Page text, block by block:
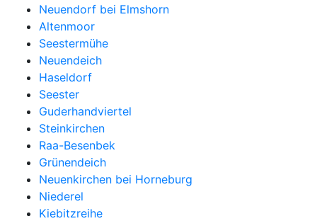
Neuendorf bei Elmshorn
Altenmoor
Seestermühe
Neuendeich
Haseldorf
Seester
Guderhandviertel
Steinkirchen
Raa-Besenbek
Grünendeich
Neuenkirchen bei Horneburg
Niederel
Kiebitzreihe